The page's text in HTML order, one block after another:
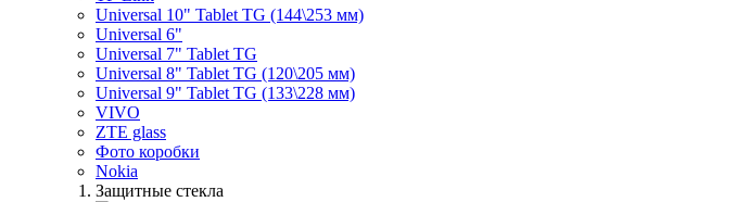
Universal 10" Tablet TG (144\253 мм)
Universal 6"
Universal 7" Tablet TG
Universal 8" Tablet TG (120\205 мм)
Universal 9" Tablet TG (133\228 мм)
VIVO
ZTE glass
Фото коробки
Nokia
Защитные стекла